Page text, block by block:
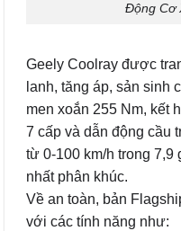
Động Cơ
Geely Coolray được
lanh, tăng áp, sản sinh
men xoắn 255 Nm, kết
7 cấp và dẫn động cầu
từ 0-100 km/h trong 7,9
nhất phân khúc.
Về an toàn, bản
với các tính năng như: